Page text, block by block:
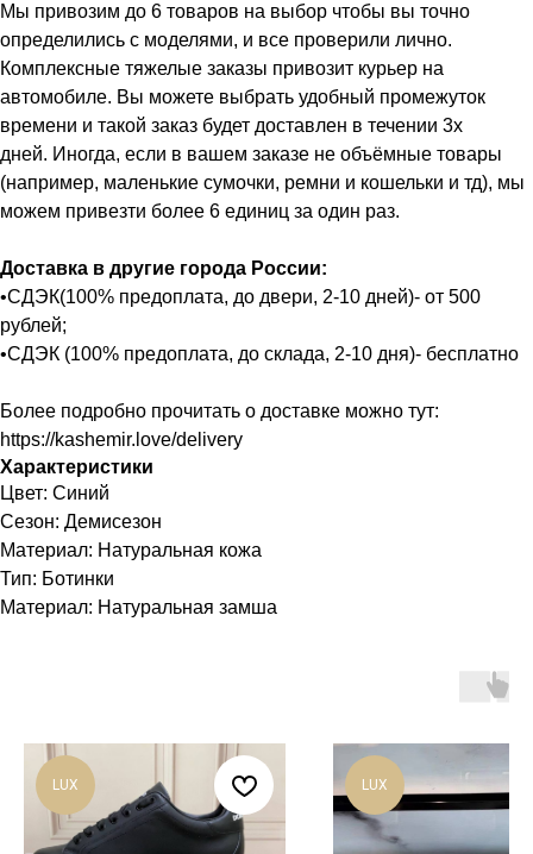
Мы привозим до 6 товаров на выбор чтобы вы точно
определились с моделями, и все проверили лично.
Комплексные тяжелые заказы привозит курьер на
автомобиле. Вы можете выбрать удобный промежуток
времени и такой заказ будет доставлен в течении 3х
дней. Иногда, если в вашем заказе не объёмные товары
(например, маленькие сумочки, ремни и кошельки и тд), мы
можем привезти более 6 единиц за один раз.
Доставка в другие города России:
•СДЭК(100% предоплата, до двери, 2-10 дней)- от 500
рублей;
•СДЭК (100% предоплата, до склада, 2-10 дня)- бесплатно
Более подробно прочитать о доставке можно тут:
https://kashemir.love/delivery
Характеристики
Цвет: Синий
Сезон: Демисезон
Материал: Натуральная кожа
Тип: Ботинки
Материал: Натуральная замша
LUX LUX